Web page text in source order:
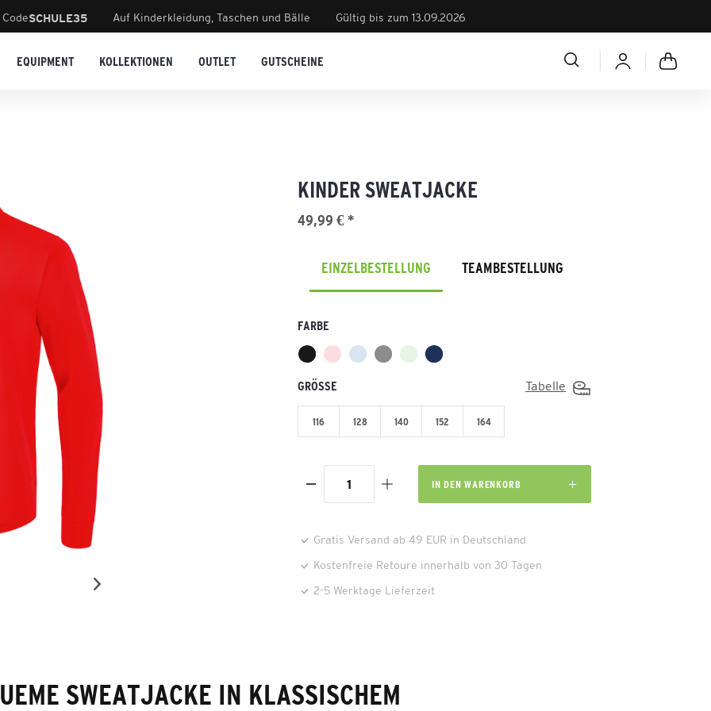
SCHULE35 Auf Kinderkleidung, Taschen und Bälle Gültig bis zum 13.09.2026
EQUIPMENT KOLLEKTIONEN OUTLET GUTSCHEINE
KINDER SWEATJACKE
49,99 € *
EINZELBESTELLUNG TEAMBESTELLUNG
FARBE
GRÖSSE Tabelle
116 128 140 152 164
IN DEN WARENKORB
Gratis Versand ab 49 EUR in Deutschland
Kostenfreie Retoure innerhalb von 30 Tagen
2-5 Werktage Lieferzeit
SWEATJACKE IN KLASSISCHEM